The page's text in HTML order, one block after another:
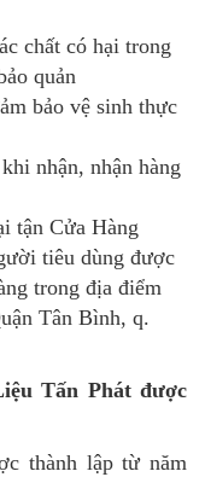
chất có hại trong
quản
bảo vệ sinh thực
nhận, nhận hàng
tận Cửa Hàng
tiêu dùng được
trong địa điểm
Tân Bình, q.
Tấn Phát được
thành lập từ năm